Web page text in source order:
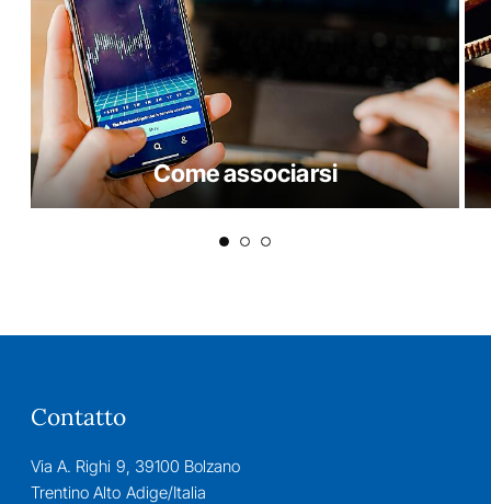
Come associarsi
Contatto
Via A. Righi 9, 39100 Bolzano
Trentino Alto Adige/Italia